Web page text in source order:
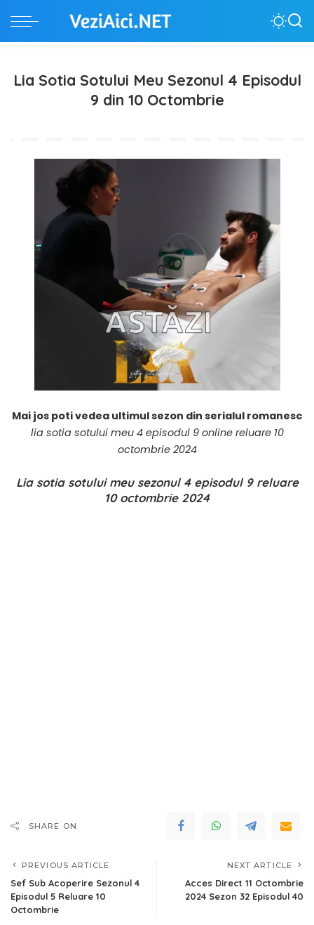
Lia Sotia Sotului Meu Sezonul 4 Episodul
9 din 10 Octombrie
Mai jos poti vedea ultimul sezon din serialul romanesc
lia sotia sotului meu 4 episodul 9 online reluare 10
octombrie 2024
Lia sotia sotului meu sezonul 4 episodul 9 reluare
10 octombrie 2024
SHARE ON
PREVIOUS ARTICLE
Sef Sub Acoperire Sezonul 4
Episodul 5 Reluare 10
Octombrie
NEXT ARTICLE
Acces Direct 11 Octombrie
2024 Sezon 32 Episodul 40